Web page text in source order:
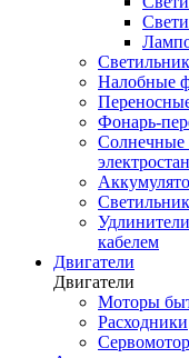
Налобные
Фонарь-
Солнечные
кабелем
Двигатели
Двигатели
Моторы
Расходники